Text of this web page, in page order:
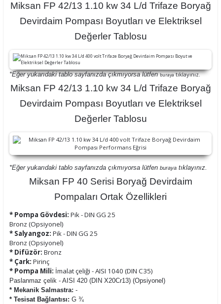
Miksan FP 42/13 1.10 kw 34 L/d Trifaze Boryağ
Devirdaim Pompası Boyutları ve Elektriksel
Değerler Tablosu
*Eğer yukarıdaki tablo sayfanızda çıkmıyorsa lütfenburayatıklayınız.
Miksan FP 42/13 1.10 kw 34 L/d Trifaze Boryağ
Devirdaim Pompası Boyutları ve Elektriksel
Değerler Tablosu
*Eğer yukarıdaki tablo sayfanızda çıkmıyorsa lütfen buraya tıklayınız.
Miksan FP 40 Serisi Boryağ Devirdaim
Pompaları Ortak Özellikleri
* Pompa Gövdesi: Pik - DIN GG 25
Bronz (Opsiyonel)
* Salyangoz: Pik - DIN GG 25
Bronz (Opsiyonel)
* Difüzör: Bronz
* Çark: Pirinç
* Pompa Mili: İmalat çeliği - AISI 1040 (DIN C35)
Paslanmaz çelik - AISI 420 (DIN X20Cr13) (Opsiyonel)
* Mekanik Salmastra: -
* Tesisat Bağlantısı: G ¾